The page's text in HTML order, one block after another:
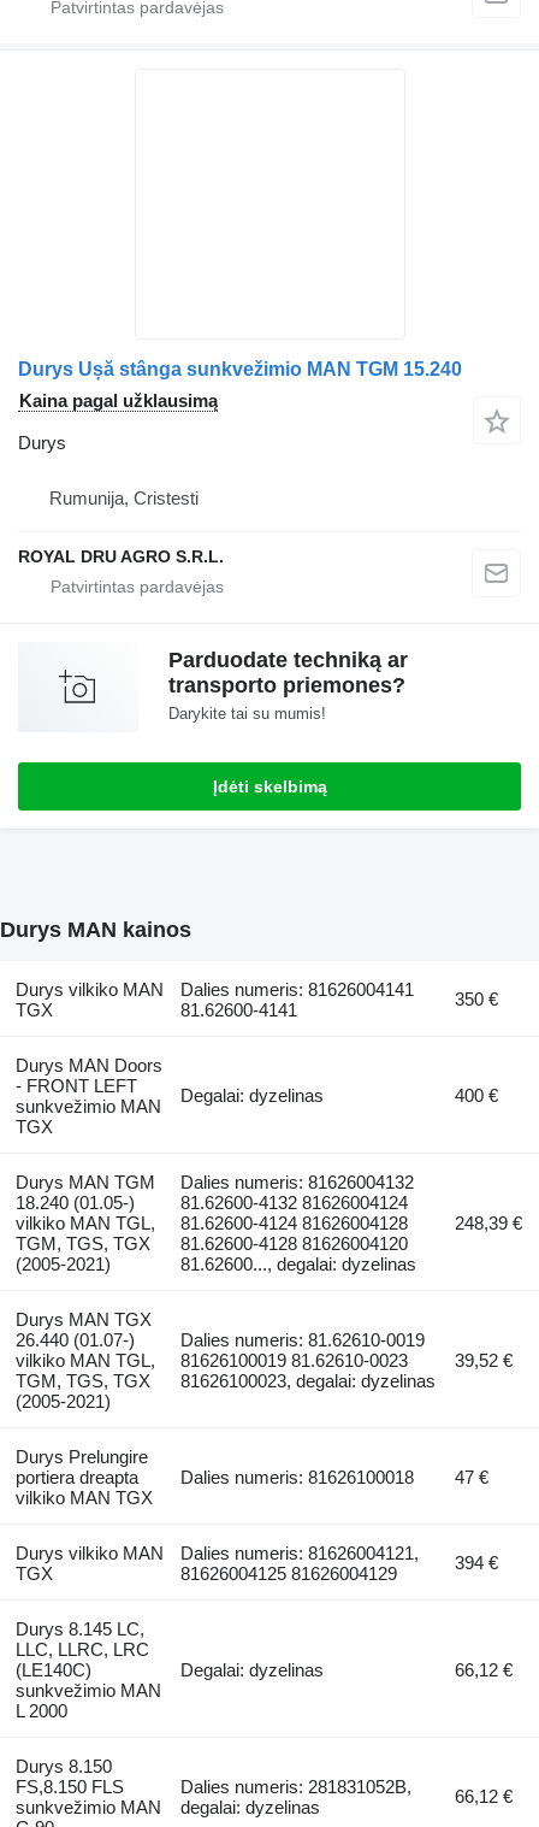
Durys Ușă stânga sunkvežimio MAN TGM 15.240
Kaina pagal užklausimą
Durys
Rumunija, Cristesti
ROYAL DRU AGRO S.R.L.
Parduodate techniką ar
transporto priemones?
Darykite tai su mumis!
Įdėti skelbimą
Durys MAN kainos
Durys vilkiko MAN
TGX
Dalies numeris: 81626004141
81.62600-4141
350 €
Durys MAN Doors
- FRONT LEFT
sunkvežimio MAN
TGX
Degalai: dyzelinas 400 €
Durys MAN TGM
18.240 (01.05-)
vilkiko MAN TGL,
TGM, TGS, TGX
(2005-2021)
Dalies numeris: 81626004132
81.62600-4132 81626004124
81.62600-4124 81626004128
81.62600-4128 81626004120
81.62600..., degalai: dyzelinas
248,39 €
Durys MAN TGX
26.440 (01.07-)
vilkiko MAN TGL,
TGM, TGS, TGX
(2005-2021)
Dalies numeris: 81.62610-0019
81626100019 81.62610-0023
81626100023, degalai: dyzelinas
39,52 €
Durys Prelungire
portiera dreapta
vilkiko MAN TGX
Dalies numeris: 81626100018 47 €
Durys vilkiko MAN
TGX
Dalies numeris: 81626004121,
81626004125 81626004129
394 €
Durys 8.145 LC,
LLC, LLRC, LRC
(LE140C)
sunkvežimio MAN
L 2000
Degalai: dyzelinas 66,12 €
Durys 8.150
FS,8.150 FLS
sunkvežimio MAN
Dalies numeris: 281831052B,
degalai: dyzelinas
66,12 €